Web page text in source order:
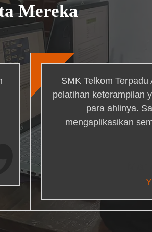
Mereka
SMK Telkom
pelatihan keterampilan
para ahlinya.
mengaplikasikan